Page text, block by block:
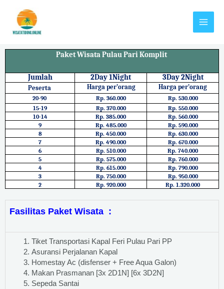
Paket Wisata Pulau Pari Komplit
Jumlah 2Day 1Night 3Day 2Night
Peserta Harga per’orang Harga per’orang
20-90 Rp. 360.000
Rp. 530.000
15-19
Rp. 370.000
Rp. 550.000
10-14
Rp. 385.000
Rp. 560.000
9
Rp. 485.000
Rp. 590.000
8
Rp. 450.000
Rp. 630.000
7
Rp. 490.000
Rp. 670.000
6
Rp. 510.000
Rp. 740.000
5
Rp. 575.000
Rp. 760.000
4
Rp. 615.000
Rp. 790.000
3
Rp. 750.000
Rp. 950.000
2
Rp. 920.000 Rp. 1.320.000
Fasilitas Paket Wisata :
Tiket Transportasi Kapal Feri Pulau Pari PP
Asuransi Perjalanan Kapal
Homestay Ac (disfenser + Free Aqua Galon)
Makan Prasmanan [3x 2D1N] [6x 3D2N]
Sepeda Santai